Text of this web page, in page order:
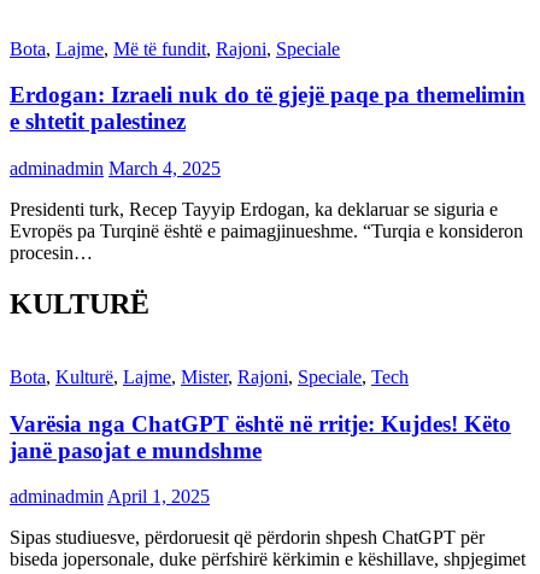
Bota, Lajme, Më të fundit, Rajoni, Speciale
Erdogan: Izraeli nuk do të gjejë paqe pa themelimin
e shtetit palestinez
adminadmin March 4, 2025
Presidenti turk, Recep Tayyip Erdogan, ka deklaruar se siguria e
Evropës pa Turqinë është e paimagjinueshme. “Turqia e konsideron
procesin…
KULTURË
Bota, Kulturë, Lajme, Mister, Rajoni, Speciale, Tech
Varësia nga ChatGPT është në rritje: Kujdes! Këto
janë pasojat e mundshme
adminadmin April 1, 2025
Sipas studiuesve, përdoruesit që përdorin shpesh ChatGPT për
biseda jopersonale, duke përfshirë kërkimin e këshillave, shpjegimet